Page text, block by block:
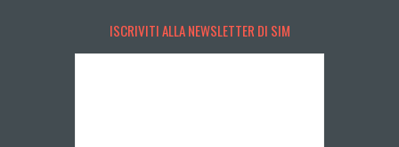
ISCRIVITI ALLA NEWSLETTER DI SIM